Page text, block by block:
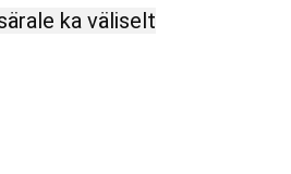
ka väliselt